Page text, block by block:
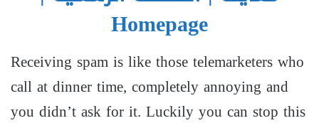
Homepage
Receiving spam is like those telemarketers who
call at dinner time, completely annoying and
you didn’t ask for it. Luckily you can stop this